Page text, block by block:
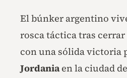
El búnker argentino
rosca táctica tras
con una sólida victoria
Jordaniaen la ciudad